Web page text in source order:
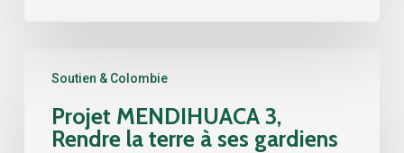
Soutien & Colombie
MENDIHUACA
RendreProjet MENDIHUACA 3,
Rendre la terre à ses gardiens